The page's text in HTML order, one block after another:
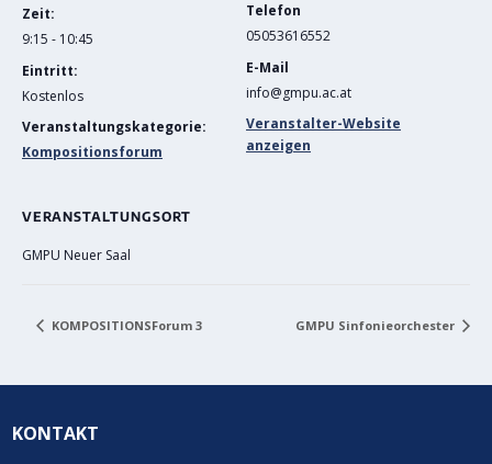
Zeit:
9:15 - 10:45
Eintritt:
Kostenlos
Veranstaltungskategorie:
Kompositionsforum
Telefon
05053616552
E-Mail
info@gmpu.ac.at
Veranstalter-Website
anzeigen
VERANSTALTUNGSORT
GMPU Neuer Saal
KOMPOSITIONSForum 3 GMPU Sinfonieorchester
KONTAKT